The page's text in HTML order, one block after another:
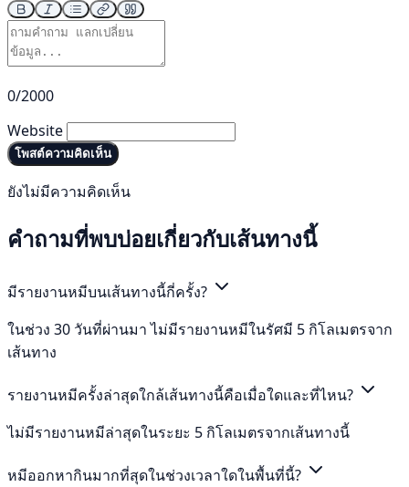
0/2000
Website
โพสต์ความคิดเห็น
ยังไม่มีความคิดเห็น
คำถามที่พบบ่อยเกี่ยวกับเส้นทางนี้
มีรายงานหมีบนเส้นทางนี้กี่ครั้ง?
ในช่วง 30 วันที่ผ่านมา ไม่มีรายงานหมีในรัศมี 5 กิโลเมตรจาก
เส้นทาง
รายงานหมีครั้งล่าสุดใกล้เส้นทางนี้คือเมื่อใดและที่ไหน?
ไม่มีรายงานหมีล่าสุดในระยะ 5 กิโลเมตรจากเส้นทางนี้
หมีออกหากินมากที่สุดในช่วงเวลาใดในพื้นที่นี้?